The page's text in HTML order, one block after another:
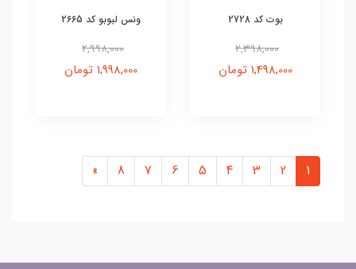
بوت کد 2728
2,398,000
1,498,000 تومان
ونس لبوبو کد 2665
2,998,000
1,998,000 تومان
1
2
3
4
5
6
7
8
»